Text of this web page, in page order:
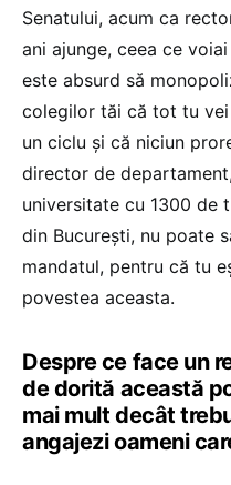
Senatului, acum ca
ani ajunge, ceea ce
este absurd să
colegilor tăi că tot tu
un ciclu și că niciun
director de
universitate cu 1300 de
din București, nu poate
mandatul, pentru că tu
povestea aceasta.
Despre ce face un
de dorită această
mai mult decât
angajezi oameni